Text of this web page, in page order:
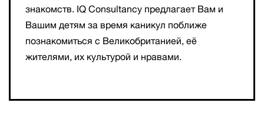
знакомств. IQ Consultancy предлагает Вам и
Вашим детям за время каникул поближе
познакомиться с Великобританией, её
жителями, их культурой и нравами.